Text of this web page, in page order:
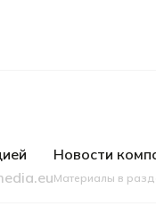
Новости
Материалы в